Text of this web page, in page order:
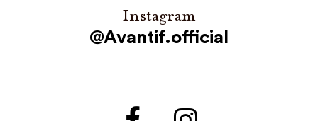
Instagram
@Avantif.official